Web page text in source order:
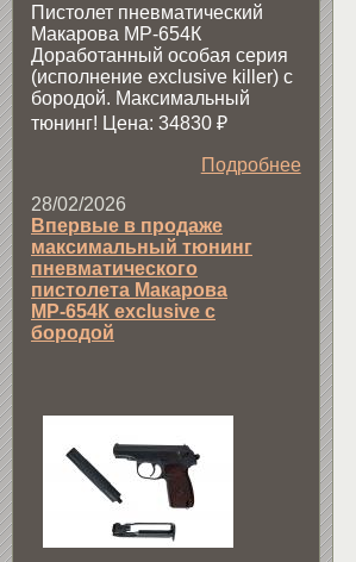
Пистолет пневматический
Макарова МР-654К
Доработанный особая серия
(исполнение exclusive killer) с
бородой. Максимальный
тюнинг! Цена: 34830 ₽
Подробнее
28/02/2026
Впервые в продаже
максимальный тюнинг
пневматического
пистолета Макарова
МР-654К exclusive с
бородой